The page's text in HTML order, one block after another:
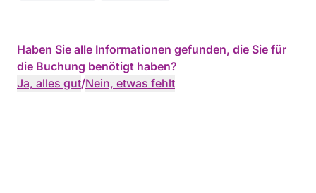
Haben Sie alle Informationen gefunden, die Sie für
die Buchung benötigt haben?
Ja, alles gut/Nein, etwas fehlt